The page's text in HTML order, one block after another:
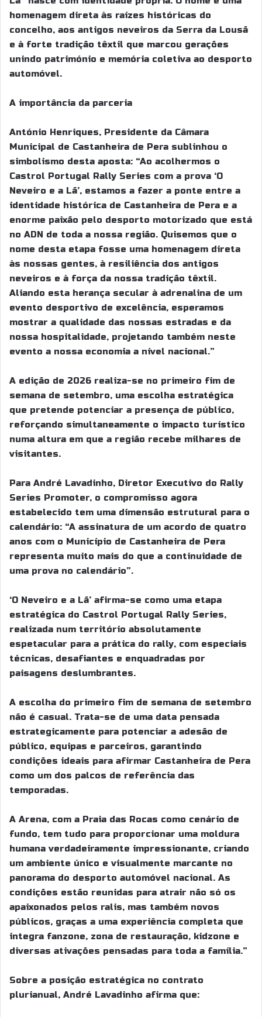
homenagem direta às raízes históricas do
concelho, aos antigos neveiros da Serra da Lousã
e à forte tradição têxtil que marcou gerações
unindo património e memória coletiva ao desporto
automóvel.
A importância da parceria
António Henriques, Presidente da Câmara
Municipal de Castanheira de Pera sublinhou o
simbolismo desta aposta: “Ao acolhermos o
Castrol Portugal Rally Series com a prova ‘O
Neveiro e a Lã’, estamos a fazer a ponte entre a
identidade histórica de Castanheira de Pera e a
enorme paixão pelo desporto motorizado que está
no ADN de toda a nossa região. Quisemos que o
nome desta etapa fosse uma homenagem direta
às nossas gentes, à resiliência dos antigos
neveiros e à força da nossa tradição têxtil.
Aliando esta herança secular à adrenalina de um
evento desportivo de excelência, esperamos
mostrar a qualidade das nossas estradas e da
nossa hospitalidade, projetando também neste
evento a nossa economia a nível nacional.”
A edição de 2026 realiza-se no primeiro fim de
semana de setembro, uma escolha estratégica
que pretende potenciar a presença de público,
reforçando simultaneamente o impacto turístico
numa altura em que a região recebe milhares de
visitantes.
Para André Lavadinho, Diretor Executivo do Rally
Series Promoter, o compromisso agora
estabelecido tem uma dimensão estrutural para o
calendário: “A assinatura de um acordo de quatro
anos com o Município de Castanheira de Pera
representa muito mais do que a continuidade de
uma prova no calendário”.
‘O Neveiro e a Lã’ afirma-se como uma etapa
estratégica do Castrol Portugal Rally Series,
realizada num território absolutamente
espetacular para a prática do rally, com especiais
técnicas, desafiantes e enquadradas por
paisagens deslumbrantes.
A escolha do primeiro fim de semana de setembro
não é casual. Trata-se de uma data pensada
estrategicamente para potenciar a adesão de
público, equipas e parceiros, garantindo
condições ideais para afirmar Castanheira de Pera
como um dos palcos de referência das
temporadas.
A Arena, com a Praia das Rocas como cenário de
fundo, tem tudo para proporcionar uma moldura
humana verdadeiramente impressionante, criando
um ambiente único e visualmente marcante no
panorama do desporto automóvel nacional. As
condições estão reunidas para atrair não só os
apaixonados pelos ralis, mas também novos
públicos, graças a uma experiência completa que
integra fanzone, zona de restauração, kidzone e
diversas ativações pensadas para toda a família.”
Sobre a posição estratégica no contrato
plurianual, André Lavadinho afirma que: